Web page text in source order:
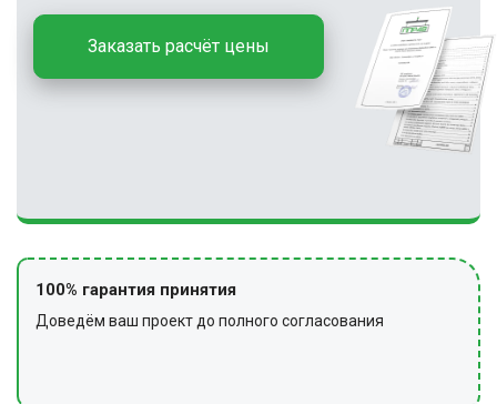
Заказать расчёт цены
100% гарантия принятия
Доведём ваш проект до полного согласования